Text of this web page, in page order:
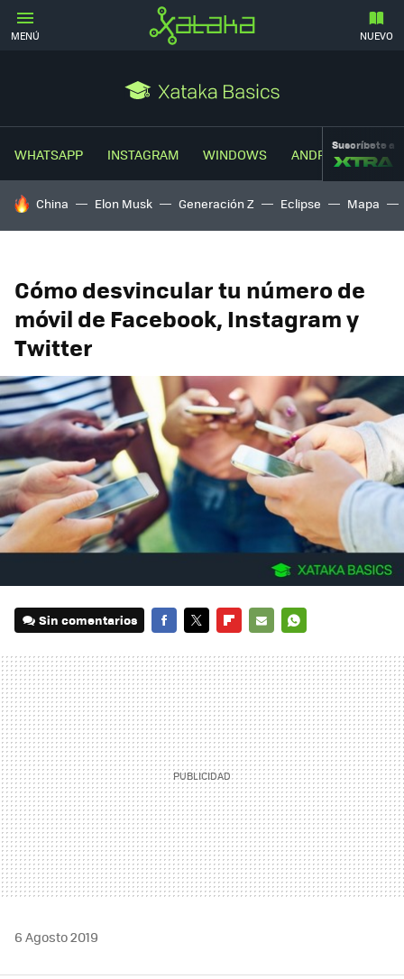
MENÚ NUEVO
WHATSAPP INSTAGRAM WINDOWS ANDROIDSuscríbete a
HOY SE HABLA DE
China Elon Musk Generación Z Eclipse Mapa
Cómo desvincular tu número de
móvil de Facebook, Instagram y
Twitter
Sin comentarios
MAIL
6 Agosto 2019